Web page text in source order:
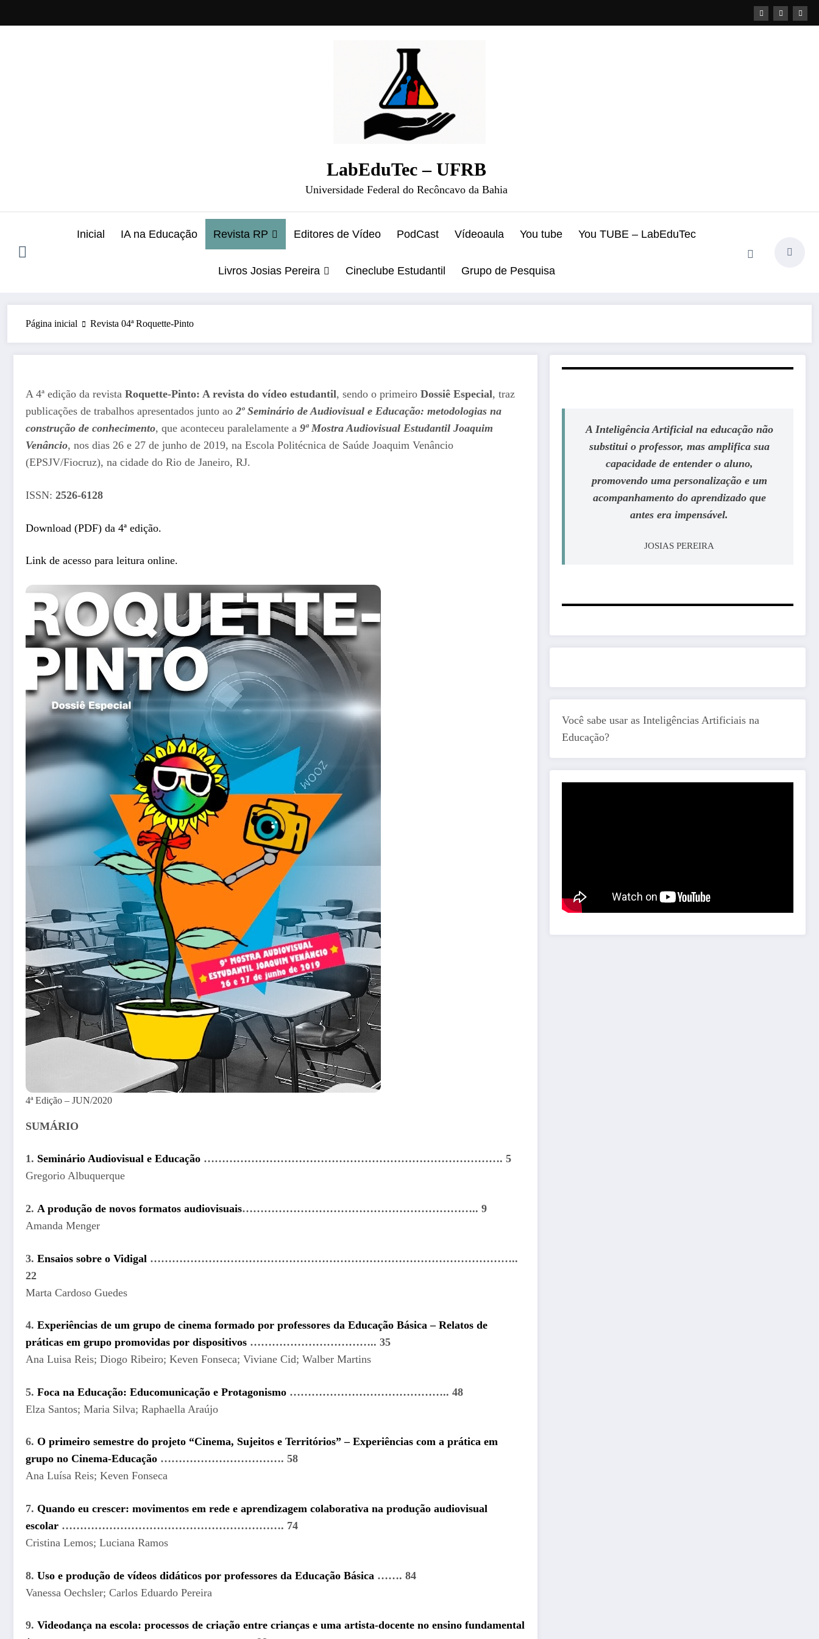
LabEduTec – UFRB
Universidade Federal do Recôncavo da Bahia
Inicial IA na Educação Revista RP Editores de Vídeo PodCast Vídeoaula You tube You TUBE – LabEduTec
Livros Josias Pereira Cineclube Estudantil Grupo de Pesquisa
Página inicial Revista 04ª Roquette-Pinto
A 4ª edição da revista Roquette-Pinto: A revista do vídeo estudantil, sendo o primeiro Dossiê Especial, traz
publicações de trabalhos apresentados junto ao 2º Seminário de Audiovisual e Educação: metodologias na
construção de conhecimento, que aconteceu paralelamente a 9ª Mostra Audiovisual Estudantil Joaquim
Venâncio, nos dias 26 e 27 de junho de 2019, na Escola Politécnica de Saúde Joaquim Venâncio
(EPSJV/Fiocruz), na cidade do Rio de Janeiro, RJ.
ISSN: 2526-6128
Download (PDF) da 4ª edição.
Link de acesso para leitura online.
4ª Edição – JUN/2020
SUMÁRIO
1. Seminário Audiovisual e Educação ………………………………………………………………………. 5
Gregorio Albuquerque
2. A produção de novos formatos audiovisuais……………………………………………………….. 9
Amanda Menger
3. Ensaios sobre o Vidigal ………………………………………………………………………………………..
22
Marta Cardoso Guedes
4. Experiências de um grupo de cinema formado por professores da Educação Básica – Relatos de
práticas em grupo promovidas por dispositivos …………………………….. 35
Ana Luisa Reis; Diogo Ribeiro; Keven Fonseca; Viviane Cid; Walber Martins
5. Foca na Educação: Educomunicação e Protagonismo …………………………………….. 48
Elza Santos; Maria Silva; Raphaella Araújo
6. O primeiro semestre do projeto “Cinema, Sujeitos e Territórios” – Experiências com a prática em
grupo no Cinema-Educação ……………………………. 58
Ana Luísa Reis; Keven Fonseca
7. Quando eu crescer: movimentos em rede e aprendizagem colaborativa na produção audiovisual
escolar ……………………………………………………. 74
Cristina Lemos; Luciana Ramos
8. Uso e produção de vídeos didáticos por professores da Educação Básica ……. 84
Vanessa Oechsler; Carlos Eduardo Pereira
9. Videodança na escola: processos de criação entre crianças e uma artista-docente no ensino fundamental
A Inteligência Artificial na educação não
substitui o professor, mas amplifica sua
capacidade de entender o aluno,
promovendo uma personalização e um
acompanhamento do aprendizado que
antes era impensável.
JOSIAS PEREIRA
Você sabe usar as Inteligências Artificiais na
Educação?